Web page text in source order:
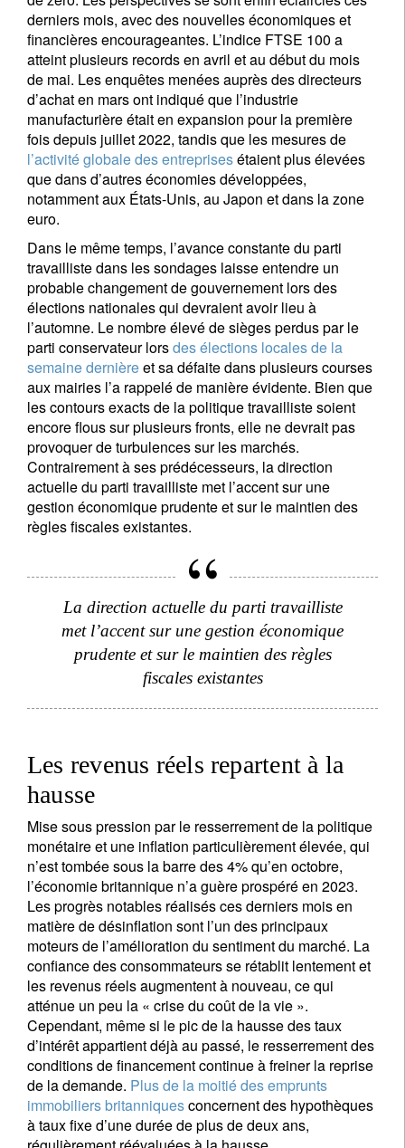
derniers mois, avec des nouvelles économiques et
financières encourageantes. L’indice FTSE 100 a
atteint plusieurs records en avril et au début du mois
de mai. Les enquêtes menées auprès des directeurs
d’achat en mars ont indiqué que l’industrie
manufacturière était en expansion pour la première
fois depuis juillet 2022, tandis que les mesures de
l’activité globale des entreprisesétaient plus élevées
que dans d’autres économies développées,
notamment aux États-Unis, au Japon et dans la zone
euro.
Dans le même temps, l’avance constante du parti
travailliste dans les sondages laisse entendre un
probable changement de gouvernement lors des
élections nationales qui devraient avoir lieu à
l’automne. Le nombre élevé de sièges perdus par le
parti conservateur lorsdes élections locales de la
semaine dernièreet sa défaite dans plusieurs courses
aux mairies l’a rappelé de manière évidente. Bien que
les contours exacts de la politique travailliste soient
encore flous sur plusieurs fronts, elle ne devrait pas
provoquer de turbulences sur les marchés.
Contrairement à ses prédécesseurs, la direction
actuelle du parti travailliste met l’accent sur une
gestion économique prudente et sur le maintien des
règles fiscales existantes.
La direction actuelle du parti travailliste
met l’accent sur une gestion économique
prudente et sur le maintien des règles
fiscales existantes
Les revenus réels repartent à la
hausse
Mise sous pression par le resserrement de la politique
monétaire et une inflation particulièrement élevée, qui
n’est tombée sous la barre des 4% qu’en octobre,
l’économie britannique n’a guère prospéré en 2023.
Les progrès notables réalisés ces derniers mois en
matière de désinflation sont l’un des principaux
moteurs de l’amélioration du sentiment du marché. La
confiance des consommateurs se rétablit lentement et
les revenus réels augmentent à nouveau, ce qui
atténue un peu la « crise du coût de la vie ».
Cependant, même si le pic de la hausse des taux
d’intérêt appartient déjà au passé, le resserrement des
conditions de financement continue à freiner la reprise
de la demande. Plus de la moitié des emprunts
immobiliers britanniquesconcernent des hypothèques
à taux fixe d’une durée de plus de deux ans,